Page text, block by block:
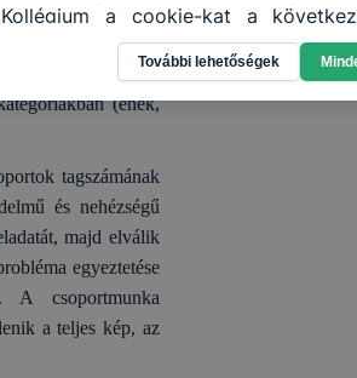
meg 2013 óta
centrum
tehetségkutató
(ének,
tagszámának
és nehézségű
majd elválik
egyeztetése
A csoportmunka
a teljes kép, az
a cookie-kat a
azzal kapcsolatban, hogyan
hogy a honlap melyik részeit
hogyan biztosítsunk
meglátogatja oldalunkat, honlap
k beállításának a változtatását.
elfogadja a cookie-
figyelmét, hogy mivel a
és folyamatainak megkönnyítése
megakadályozása vagy
nem lesznek képesek honlapunk
a honlap a tervezettől eltérően
További lehetőségek